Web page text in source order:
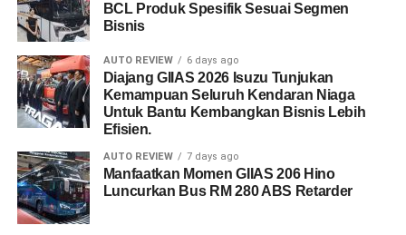
BCL Produk Spesifik Sesuai Segmen
Bisnis
AUTO REVIEW 6 days ago
Diajang GIIAS 2026 Isuzu Tunjukan
Kemampuan Seluruh Kendaran Niaga
Untuk Bantu Kembangkan Bisnis Lebih
Efisien.
AUTO REVIEW 7 days ago
Manfaatkan Momen GIIAS 206 Hino
Luncurkan Bus RM 280 ABS Retarder